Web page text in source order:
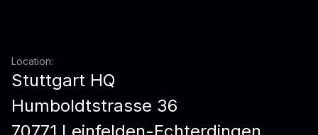
Location:
Stuttgart HQ
Humboldtstrasse 36